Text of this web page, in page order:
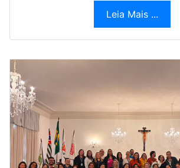
Leia Mais ...